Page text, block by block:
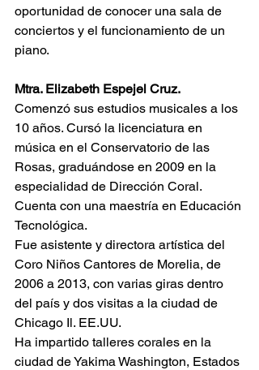
oportunidad de conocer una sala de
conciertos y el funcionamiento de un
piano.
Mtra. Elizabeth Espejel Cruz.
Comenzó sus estudios musicales a los
10 años. Cursó la licenciatura en
música en el Conservatorio de las
Rosas, graduándose en 2009 en la
especialidad de Dirección Coral.
Cuenta con una maestría en Educación
Tecnológica.
Fue asistente y directora artística del
Coro Niños Cantores de Morelia, de
2006 a 2013, con varias giras dentro
del país y dos visitas a la ciudad de
Chicago Il. EE.UU.
Ha impartido talleres corales en la
ciudad de Yakima Washington, Estados